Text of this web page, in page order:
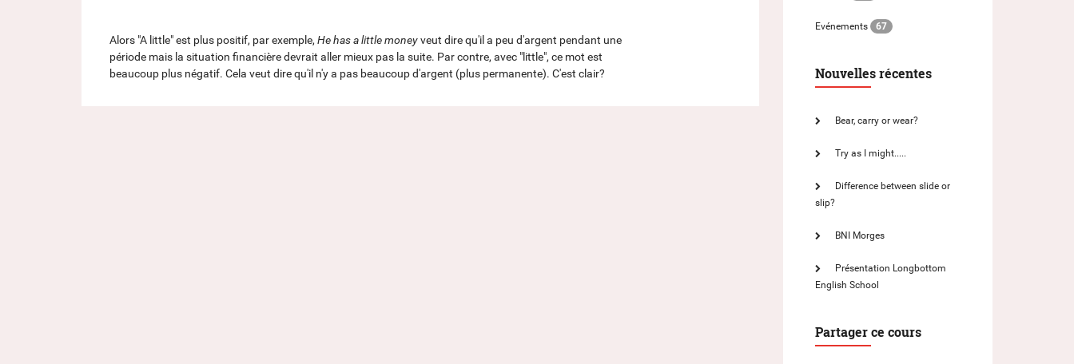
Alors "A little" est plus positif, par exemple, He has a little moneyveut dire qu'il a peu d'argent pendant une
période mais la situation financière devrait aller mieux pas la suite. Par contre, avec "little", ce mot est
beaucoup plus négatif. Cela veut dire qu'il n'y a pas beaucoup d'argent (plus permanente). C'est clair?
Evénements 67
Nouvelles récentes
Bear, carry or wear?
Try as I might.....
Difference between slide or
slip?
BNI Morges
Présentation Longbottom
English School
Partager ce cours